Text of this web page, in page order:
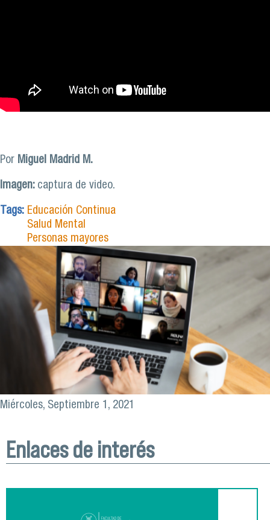
Por Miguel Madrid M.
Imagen: captura de video.
Tags: Educación Continua
Salud Mental
Personas mayores
Miércoles, Septiembre 1, 2021
Enlaces de interés